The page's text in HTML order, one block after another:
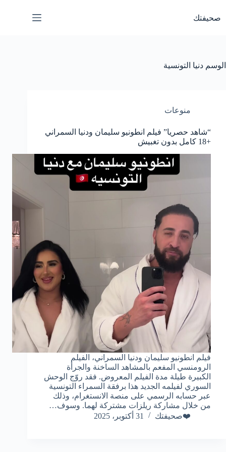
المحتوى
صحيفتك
الوسم دنيا التونسية
منوعات
“شاهد حصريا” فيلم انطونيو سليمان ودنيا السمراني
+18 كامل بدون تغبيش
فيلم انطونيو سليمان ودنيا السمراني، الفيلم
الرومنسي المفعم بالمشاهد الساخنة والجرأة
الكبيرة طيلة مدة الفيلم المعروض. فقد روّج الوحش
السوري لفيلمه الجديد هذا برفقة السمراء التونسية
عبر حسابه الرسمي على منصة الانستغرام، وذلك
من خلال مشاركة ريلزات مشتركة لهما. وسوف…
❤️صحيفتك
31 أكتوبر، 2025